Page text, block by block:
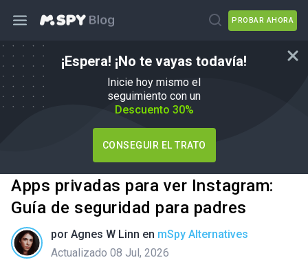
PROBAR AHORA
¡Espera! ¡No te vayas todavía!
Inicie hoy mismo el
seguimiento con un
Descuento 30%
CONSEGUIR EL TRATO
Apps privadas para ver Instagram:
Guía de seguridad para padres
por Agnes W Linn en mSpy Alternatives
Actualizado 08 Jul, 2026